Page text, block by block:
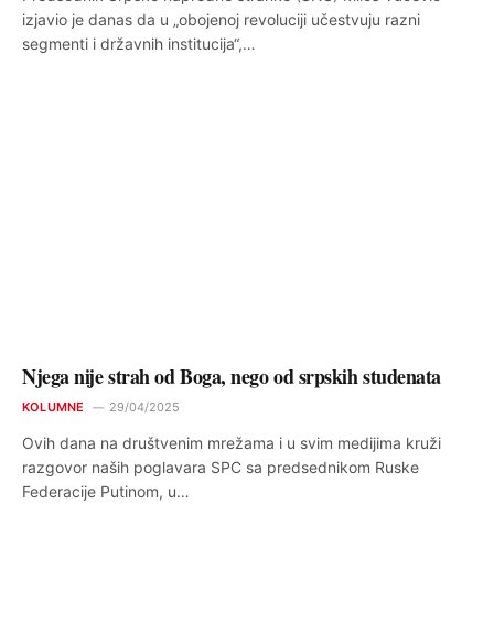
izjavio je danas da u „obojenoj revoluciji učestvuju razni
segmenti i državnih institucija“,…
Njega nije strah od Boga, nego od srpskih studenata
KOLUMNE 29/04/2025
Ovih dana na društvenim mrežama i u svim medijima kruži
razgovor naših poglavara SPC sa predsednikom Ruske
Federacije Putinom, u…